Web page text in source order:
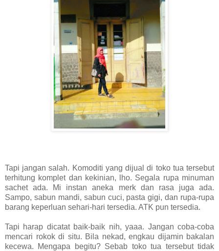
Tapi jangan salah. Komoditi yang dijual di toko tua tersebut
terhitung komplet dan kekinian, lho. Segala rupa minuman
sachet ada. Mi instan aneka merk dan rasa juga ada.
Sampo, sabun mandi, sabun cuci, pasta gigi, dan rupa-rupa
barang keperluan sehari-hari tersedia. ATK pun tersedia.
Tapi harap dicatat baik-baik nih, yaaa. Jangan coba-coba
mencari rokok di situ. Bila nekad, engkau dijamin bakalan
kecewa. Mengapa begitu? Sebab toko tua tersebut tidak